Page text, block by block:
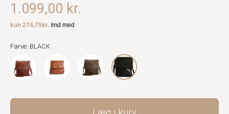
1.099,00 kr.
Farve: BLACK